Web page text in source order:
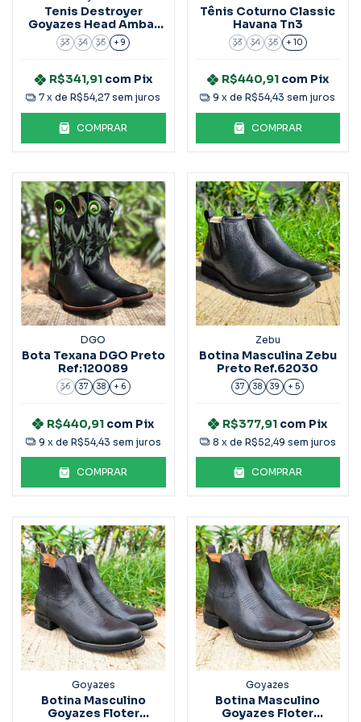
Tenis Destroyer
Goyazes Head Ambar
Café Ref:221001-C
33 34 35 + 9
R$341,91 com Pix
7 x deR$54,27 sem juros
COMPRAR
Tênis Coturno Classic
Havana Tn3
33 34 35 + 10
R$440,91 com Pix
9 x deR$54,43 sem juros
COMPRAR
DGO
Bota Texana DGO Preto
Ref:120089
36 37 38 + 6
R$440,91 com Pix
9 x de R$54,43 sem juros
COMPRAR
Zebu
Botina Masculina Zebu
Preto Ref.62030
37 38 39 + 5
R$377,91 com Pix
8 x de R$52,49 sem juros
COMPRAR
Goyazes
Botina Masculino
Goyazes Floter
Goyazes
Botina Masculino
Goyazes Floter